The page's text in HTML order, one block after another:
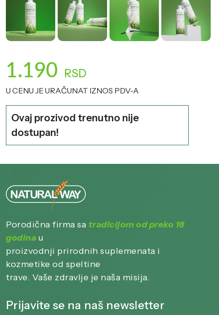
1.190 RSD
U CENU JE URAČUNAT IZNOS PDV-A
Porodična firma sa tradicijom od preko 18
godina u
proizvodnji prirodnih suplemenata i
kozmetike od speltine
trave. Vaše zdravlje je naša misija.
Prijavite se na naš newsletter